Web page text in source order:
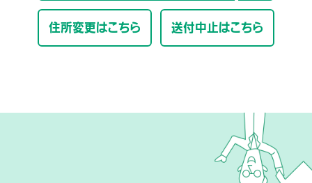
住所変更はこちら 送付中止はこちら